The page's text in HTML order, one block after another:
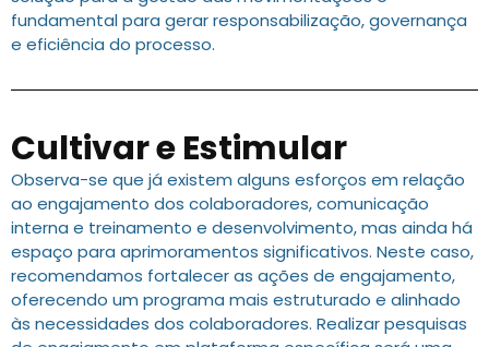
fundamental para gerar responsabilização, governança
e eficiência do processo.
Cultivar e Estimular
Observa-se que já existem alguns esforços em relação
ao engajamento dos colaboradores, comunicação
interna e treinamento e desenvolvimento, mas ainda há
espaço para aprimoramentos significativos. Neste caso,
recomendamos fortalecer as ações de engajamento,
oferecendo um programa mais estruturado e alinhado
às necessidades dos colaboradores. Realizar pesquisas